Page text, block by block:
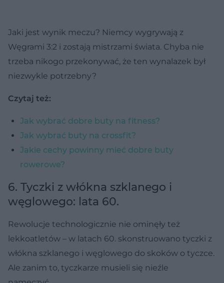
Jaki jest wynik meczu? Niemcy wygrywają z
Węgrami 3:2 i zostają mistrzami świata. Chyba nie
trzeba nikogo przekonywać, że ten wynalazek był
niezwykle potrzebny?
Czytaj też:
Jak wybrać dobre buty na fitness?
Jak wybrać buty na crossfit?
Jakie cechy powinny mieć dobre buty
rowerowe?
6. Tyczki z włókna szklanego i
węglowego: lata 60.
Rewolucje technologicznie nie ominęły też
lekkoatletów – w latach 60. skonstruowano tyczki z
włókna szklanego i węglowego do skoków o tyczce.
Ale zanim to, tyczkarze musieli się nieźle